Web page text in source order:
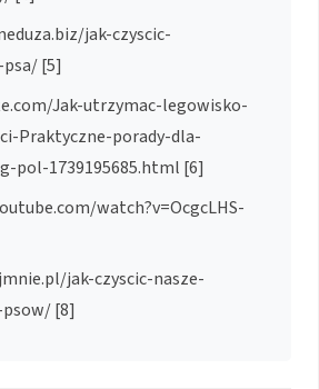
jak-czyscic-
[5]
Jak-utrzymac-legowisko-
Praktyczne-porady-dla-
pol-1739195685.html [6]
watch?v=OcgcLHS-
jak-czyscic-nasze-
[8]